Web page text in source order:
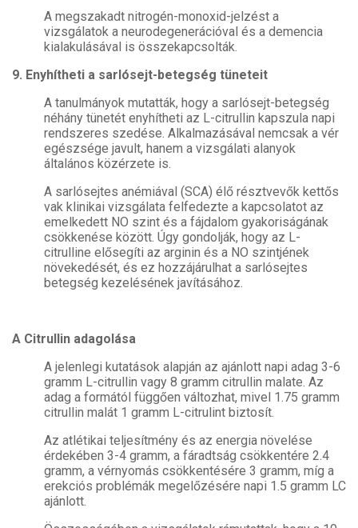
A megszakadt nitrogén-monoxid-jelzést a
vizsgálatok a neurodegenerációval és a demencia
kialakulásával is összekapcsolták.
9. Enyhítheti a sarlósejt-betegség tüneteit
A tanulmányok mutatták, hogy a sarlósejt-betegség
néhány tünetét enyhítheti az L-citrullin kapszula napi
rendszeres szedése. Alkalmazásával nemcsak a vér
egészsége javult, hanem a vizsgálati alanyok
általános közérzete is.
A sarlósejtes anémiával (SCA) élő résztvevők kettős
vak klinikai vizsgálata felfedezte a kapcsolatot az
emelkedett NO szint és a fájdalom gyakoriságának
csökkenése között. Úgy gondolják, hogy az L-
citrulline elősegíti az arginin és a NO szintjének
növekedését, és ez hozzájárulhat a sarlósejtes
betegség kezelésének javításához.
A Citrullin adagolása
A jelenlegi kutatások alapján az ajánlott napi adag 3-6
gramm L-citrullin vagy 8 gramm citrullin malate. Az
adag a formától függően változhat, mivel 1.75 gramm
citrullin malát 1 gramm L-citrulint biztosít.
Az atlétikai teljesítmény és az energia növelése
érdekében 3-4 gramm, a fáradtság csökkentére 2.4
gramm, a vérnyomás csökkentésére 3 gramm, míg a
erekciós problémák megelőzésére napi 1.5 gramm LC
ajánlott.